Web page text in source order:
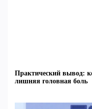
Практический вывод:
лишняя головная боль